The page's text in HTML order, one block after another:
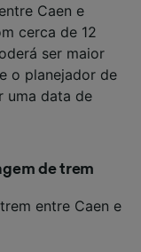
Caen e
cerca de 12
ser maior
o planejador de
uma data de
de trem
entre Caen e